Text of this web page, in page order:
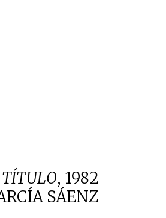
, 1982
SÁENZ